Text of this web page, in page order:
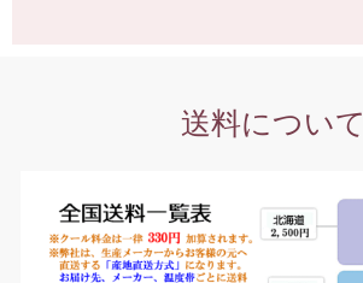
送料について